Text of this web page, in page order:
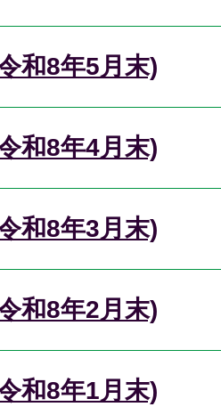
和8年5月末)
和8年4月末)
和8年3月末)
和8年2月末)
和8年1月末)